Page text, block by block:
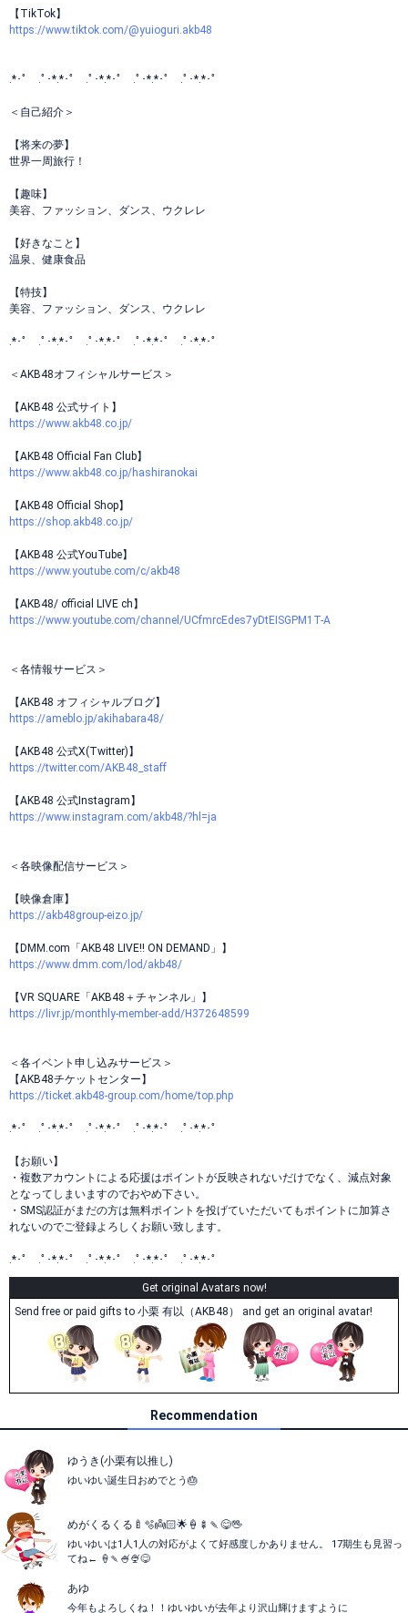
【TikTok】
https://www.tiktok.com/@yuioguri.akb48
.*･ﾟ .ﾟ･*.*･ﾟ .ﾟ･*.*･ﾟ .ﾟ･*.*･ﾟ .ﾟ･*.*･ﾟ
＜自己紹介＞
【将来の夢】
世界一周旅行！
【趣味】
美容、ファッション、ダンス、ウクレレ
【好きなこと】
温泉、健康食品
【特技】
美容、ファッション、ダンス、ウクレレ
.*･ﾟ .ﾟ･*.*･ﾟ .ﾟ･*.*･ﾟ .ﾟ･*.*･ﾟ .ﾟ･*.*･ﾟ
＜AKB48オフィシャルサービス＞
【AKB48 公式サイト】
https://www.akb48.co.jp/
【AKB48 Official Fan Club】
https://www.akb48.co.jp/hashiranokai
【AKB48 Official Shop】
https://shop.akb48.co.jp/
【AKB48 公式YouTube】
https://www.youtube.com/c/akb48
【AKB48/ official LIVE ch】
https://www.youtube.com/channel/UCfmrcEdes7yDtEISGPM1T-A
＜各情報サービス＞
【AKB48 オフィシャルブログ】
https://ameblo.jp/akihabara48/
【AKB48 公式X(Twitter)】
https://twitter.com/AKB48_staff
【AKB48 公式Instagram】
https://www.instagram.com/akb48/?hl=ja
＜各映像配信サービス＞
【映像倉庫】
https://akb48group-eizo.jp/
【DMM.com「AKB48 LIVE!! ON DEMAND」】
https://www.dmm.com/lod/akb48/
【VR SQUARE「AKB48＋チャンネル」】
https://livr.jp/monthly-member-add/H372648599
＜各イベント申し込みサービス＞
【AKB48チケットセンター】
https://ticket.akb48-group.com/home/top.php
.*･ﾟ .ﾟ･*.*･ﾟ .ﾟ･*.*･ﾟ .ﾟ･*.*･ﾟ .ﾟ･*.*･ﾟ
【お願い】
・複数アカウントによる応援はポイントが反映されないだけでなく、減点対象
となってしまいますのでおやめ下さい。
・SMS認証がまだの方は無料ポイントを投げていただいてもポイントに加算さ
れないのでご登録よろしくお願い致します。
.*･ﾟ .ﾟ･*.*･ﾟ .ﾟ･*.*･ﾟ .ﾟ･*.*･ﾟ .ﾟ･*.*･ﾟ
Get original Avatars now!
Send free or paid gifts to 小栗 有以（AKB48） and get an original avatar!
Recommendation
ゆうき(小栗有以推し)
ゆいゆい誕生日おめでとう🎂
めがくるくる🍼🫧👼🏻🌟🍦🍢🍡😋🖖
ゆいゆいは1人1人の対応がよくて好感度しかありません。 17期生も見習っ
てね← 🍦🍡🍧🍨😋
あゆ
今年もよろしくね！！ゆいゆいが去年より沢山輝けますように